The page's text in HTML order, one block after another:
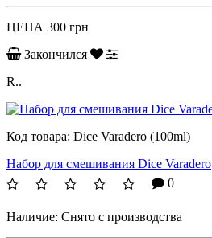
ЦЕНА 300 грн
Закончился
R..
Код товара: Dice Varadero (100ml)
Набор для смешивания Dice Varadero
0
Наличие: Снято с производства